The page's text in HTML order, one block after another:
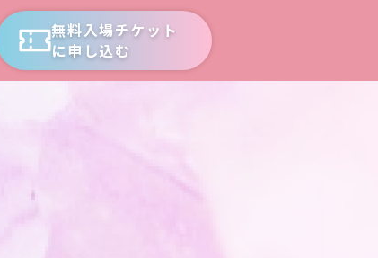
無料入場チケット
に申し込む